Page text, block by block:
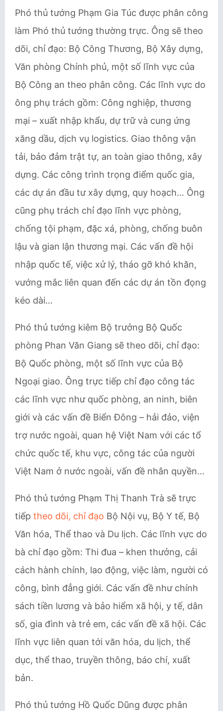
Phó thủ tướng Phạm Gia Túc được phân công
làm Phó thủ tướng thường trực. Ông sẽ theo
dõi, chỉ đạo: Bộ Công Thương, Bộ Xây dựng,
Văn phòng Chính phủ, một số lĩnh vực của
Bộ Công an theo phân công. Các lĩnh vực do
ông phụ trách gồm: Công nghiệp, thương
mại – xuất nhập khẩu, dự trữ và cung ứng
xăng dầu, dịch vụ logistics. Giao thông vận
tải, bảo đảm trật tự, an toàn giao thông, xây
dựng. Các công trình trọng điểm quốc gia,
các dự án đầu tư xây dựng, quy hoạch… Ông
cũng phụ trách chỉ đạo lĩnh vực phòng,
chống tội phạm, đặc xá, phòng, chống buôn
lậu và gian lận thương mại. Các vấn đề hội
nhập quốc tế, việc xử lý, tháo gỡ khó khăn,
vướng mắc liên quan đến các dự án tồn đọng
kéo dài…
Phó thủ tướng kiêm Bộ trưởng Bộ Quốc
phòng Phan Văn Giang sẽ theo dõi, chỉ đạo:
Bộ Quốc phòng, một số lĩnh vực của Bộ
Ngoại giao. Ông trực tiếp chỉ đạo công tác
các lĩnh vực như quốc phòng, an ninh, biên
giới và các vấn đề Biển Đông – hải đảo, viện
trợ nước ngoài, quan hệ Việt Nam với các tổ
chức quốc tế, khu vực, công tác của người
Việt Nam ở nước ngoài, vấn đề nhân quyền…
Phó thủ tướng Phạm Thị Thanh Trà sẽ trực
tiếp theo dõi, chỉ đạo Bộ Nội vụ, Bộ Y tế, Bộ
Văn hóa, Thể thao và Du lịch. Các lĩnh vực do
bà chỉ đạo gồm: Thi đua – khen thưởng, cải
cách hành chính, lao động, việc làm, người có
công, bình đẳng giới. Các vấn đề như chính
sách tiền lương và bảo hiểm xã hội, y tế, dân
số, gia đình và trẻ em, các vấn đề xã hội. Các
lĩnh vực liên quan tới văn hóa, du lịch, thể
dục, thể thao, truyền thông, báo chí, xuất
bản.
Phó thủ tướng Hồ Quốc Dũng được phân